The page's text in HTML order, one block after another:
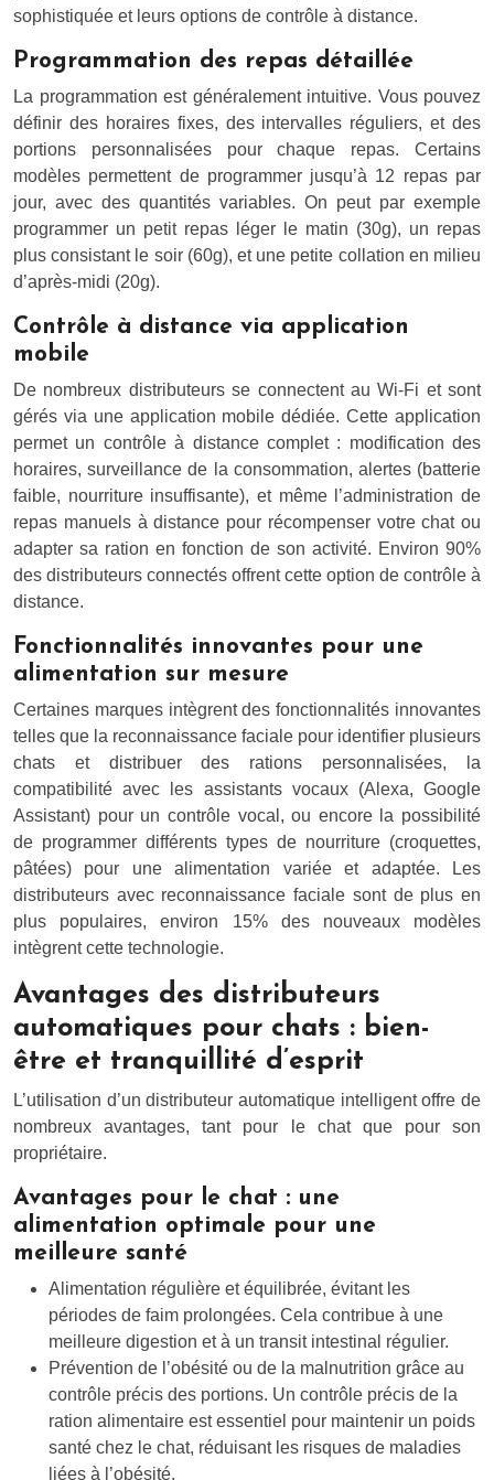
sophistiquée et leurs options de contrôle à distance.
Programmation des repas détaillée
La programmation est généralement intuitive. Vous pouvez
définir des horaires fixes, des intervalles réguliers, et des
portions personnalisées pour chaque repas. Certains
modèles permettent de programmer jusqu’à 12 repas par
jour, avec des quantités variables. On peut par exemple
programmer un petit repas léger le matin (30g), un repas
plus consistant le soir (60g), et une petite collation en milieu
d’après-midi (20g).
Contrôle à distance via application
mobile
De nombreux distributeurs se connectent au Wi-Fi et sont
gérés via une application mobile dédiée. Cette application
permet un contrôle à distance complet : modification des
horaires, surveillance de la consommation, alertes (batterie
faible, nourriture insuffisante), et même l’administration de
repas manuels à distance pour récompenser votre chat ou
adapter sa ration en fonction de son activité. Environ 90%
des distributeurs connectés offrent cette option de contrôle à
distance.
Fonctionnalités innovantes pour une
alimentation sur mesure
Certaines marques intègrent des fonctionnalités innovantes
telles que la reconnaissance faciale pour identifier plusieurs
chats et distribuer des rations personnalisées, la
compatibilité avec les assistants vocaux (Alexa, Google
Assistant) pour un contrôle vocal, ou encore la possibilité
de programmer différents types de nourriture (croquettes,
pâtées) pour une alimentation variée et adaptée. Les
distributeurs avec reconnaissance faciale sont de plus en
plus populaires, environ 15% des nouveaux modèles
intègrent cette technologie.
Avantages des distributeurs
automatiques pour chats : bien-
être et tranquillité d’esprit
L’utilisation d’un distributeur automatique intelligent offre de
nombreux avantages, tant pour le chat que pour son
propriétaire.
Avantages pour le chat : une
alimentation optimale pour une
meilleure santé
Alimentation régulière et équilibrée, évitant les
périodes de faim prolongées. Cela contribue à une
meilleure digestion et à un transit intestinal régulier.
Prévention de l’obésité ou de la malnutrition grâce au
contrôle précis des portions. Un contrôle précis de la
ration alimentaire est essentiel pour maintenir un poids
santé chez le chat, réduisant les risques de maladies
liées à l’obésité.